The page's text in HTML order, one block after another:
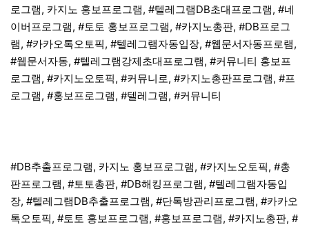
로그램, 카지노 홍보프로그램, #텔레그램DB초대프로그램, #네
이버프로그램, #토토 홍보프로그램, #카지노총판, #DB프로그
램, #카카오톡오토픽, #텔레그램자동입장, #웹문서자동프로램,
#웹문서자동, #텔레그램강제초대프로그램, #커뮤니티 홍보프
로그램, #카지노오토픽, #커뮤니로, #카지노총판프로그램, #프
로그램, #홍보프로그램, #텔레그램, #커뮤니티
#DB추출프로그램, 카지노 홍보프로그램, #카지노오토픽, #총
판프로그램, #토토총판, #DB해킹프로그램, #텔레그램자동입
장, #텔레그램DB추출프로그램, #단톡방관리프로그램, #카카오
톡오토픽, #토토 홍보프로그램, #홍보프로그램, #카지노총판, #